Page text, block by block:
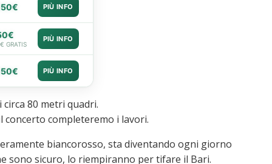
PIÙ INFO
GRATIS
PIÙ INFO
PIÙ INFO
80 metri quadri.
completeremo i lavori.
biancorosso, sta diventando ogni giorno
sono sicuro, lo riempiranno per tifare il Bari.